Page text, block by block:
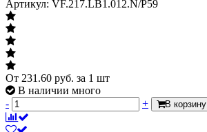
Материал уплотнений шара крана
Уплотнения штока
Уплотнения штока
Материал уплотнений штока клапана
Масса нетто
Страна происхождения
Артикул: VF.217.LB1.012.N/P59
От 231.60 руб. за 1 шт
В наличии много
-
+ В корзину